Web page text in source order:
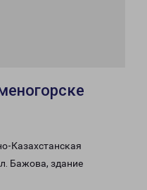
Казахстанская
Бажова, здание